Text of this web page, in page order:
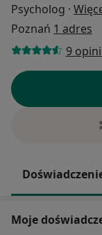
Psycholog ·
Poznań 1 adres
9
Moje